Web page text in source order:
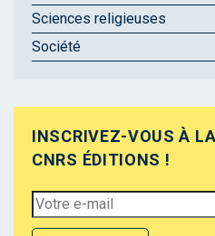
Sciences religieuses
Société
INSCRIVEZ-VOUS À
CNRS ÉDITIONS !